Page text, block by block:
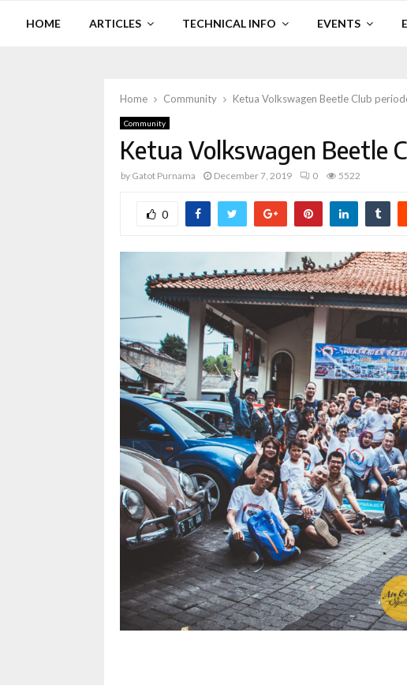
HOME ARTICLES TECHNICAL INFO EVENTS
Home Community Ketua Volkswagen Beetle Club
Community
Ketua Volkswagen Beetle
by Gatot Purnama December 7, 2019 0 5522
0